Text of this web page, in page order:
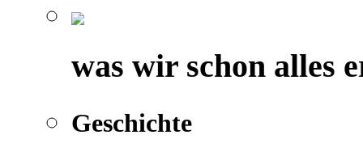
was wir schon alles
Geschichte